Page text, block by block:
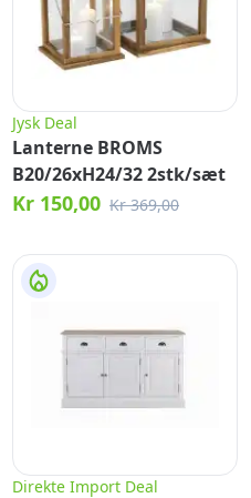
Jysk Deal
Lanterne BROMS
B20/26xH24/32 2stk/sæt
Kr 150,00 Kr 369,00
Direkte Import Deal